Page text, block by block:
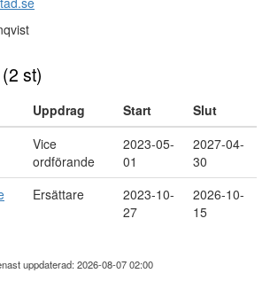
(2 st)
Uppdrag Start
Slut
Vice
ordförande
2023-05-
01
2027-04-
30
Ersättare
2023-10-
27
2026-10-
15
uppdaterad: 2026-08-07 02:00